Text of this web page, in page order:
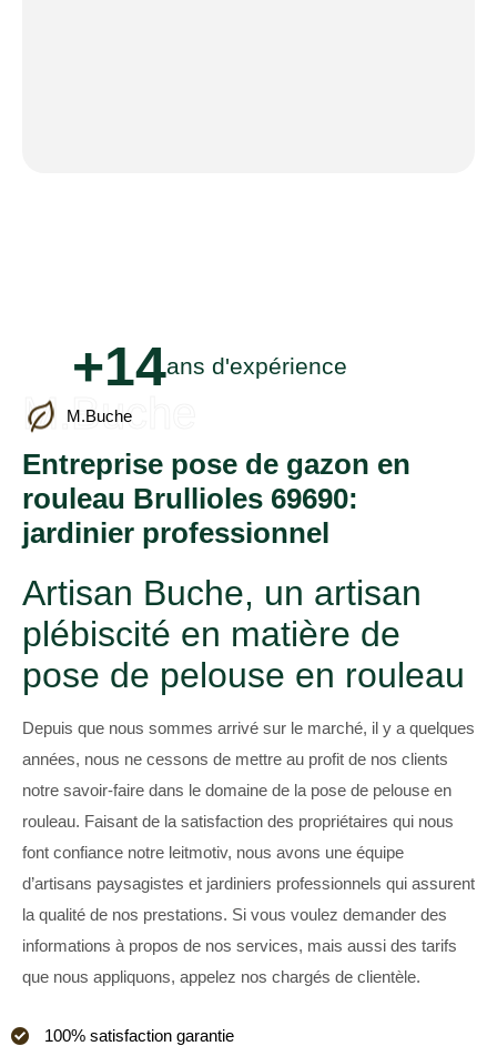
+14ans d'expérience
M.Buche
M.Buche
Entreprise pose de gazon en
rouleau Brullioles 69690:
jardinier professionnel
Artisan Buche, un artisan
plébiscité en matière de
pose de pelouse en rouleau
Depuis que nous sommes arrivé sur le marché, il y a quelques
années, nous ne cessons de mettre au profit de nos clients
notre savoir-faire dans le domaine de la pose de pelouse en
rouleau. Faisant de la satisfaction des propriétaires qui nous
font confiance notre leitmotiv, nous avons une équipe
d’artisans paysagistes et jardiniers professionnels qui assurent
la qualité de nos prestations. Si vous voulez demander des
informations à propos de nos services, mais aussi des tarifs
que nous appliquons, appelez nos chargés de clientèle.
100% satisfaction garantie